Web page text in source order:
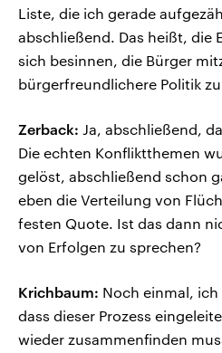
Liste, die ich gerade
abschließend. Das heißt, die
sich besinnen, die Bürger
bürgerfreundlichere Politik
Zerback: Ja, abschließend,
Die echten Konfliktthemen
gelöst, abschließend schon
eben die Verteilung von
festen Quote. Ist das dann
von Erfolgen zu sprechen?
Krichbaum: Noch einmal,
dass dieser Prozess
wieder zusammenfinden